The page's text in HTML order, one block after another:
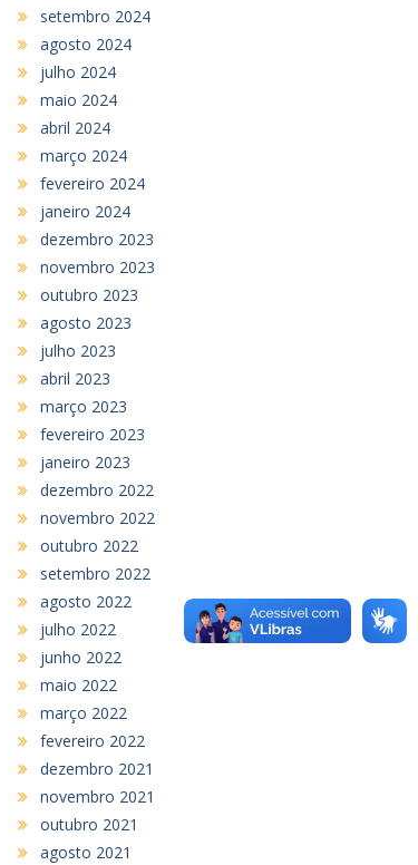
setembro 2024
agosto 2024
julho 2024
maio 2024
abril 2024
março 2024
fevereiro 2024
janeiro 2024
dezembro 2023
novembro 2023
outubro 2023
agosto 2023
julho 2023
abril 2023
março 2023
fevereiro 2023
janeiro 2023
dezembro 2022
novembro 2022
outubro 2022
setembro 2022
agosto 2022
julho 2022
junho 2022
maio 2022
março 2022
fevereiro 2022
dezembro 2021
novembro 2021
outubro 2021
agosto 2021